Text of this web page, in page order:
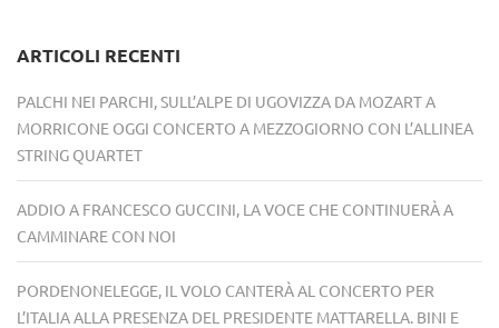
ARTICOLI RECENTI
PALCHI NEI PARCHI, SULL’ALPE DI UGOVIZZA DA MOZART A
MORRICONE OGGI CONCERTO A MEZZOGIORNO CON L’ALLINEA
STRING QUARTET
ADDIO A FRANCESCO GUCCINI, LA VOCE CHE CONTINUERÀ A
CAMMINARE CON NOI
PORDENONELEGGE, IL VOLO CANTERÀ AL CONCERTO PER
L’ITALIA ALLA PRESENZA DEL PRESIDENTE MATTARELLA. BINI E